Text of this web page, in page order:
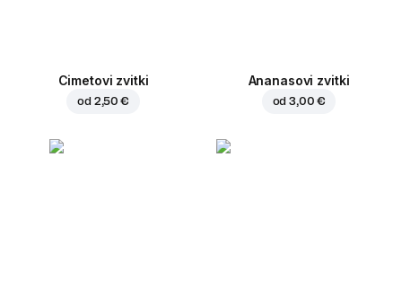
Cimetovi zvitki
od 2,50 €
Ananasovi zvitki
od3,00 €